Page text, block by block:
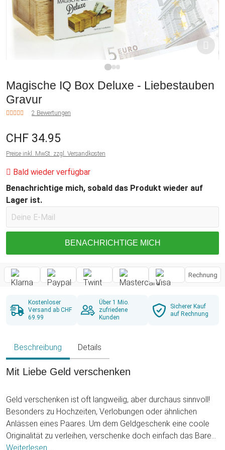
Magische IQ Box Deluxe - Liebestauben
Gravur
2 Bewertungen
CHF 34.95
Preise inkl. MwSt. zzgl. Versandkosten
Bald wieder verfügbar
Benachrichtige mich, sobald das Produkt wieder auf
Lager ist.
BENACHRICHTIGE MICH
Rechnung
Kostenloser
Versand ab CHF
69.99
Über 1 Mio.
zufriedene
Kunden
Sicherer Kauf
auf Rechnung
Beschreibung Details
Mit Liebe Geld verschenken
Geld verschenken ist oft langweilig, aber durchaus sinnvoll!
Besonders zu Hochzeiten, Verlobungen oder ähnlichen
Anlässen eines Paares. Um dem Geldgeschenk eine coole
Originalität zu verleihen, verschenke doch einfach das Bare
oder auch den Gutschein mit der Magischen IQ Box Deluxe -
Weiterlesen ...